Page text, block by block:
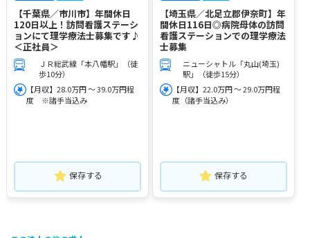
【千葉県／市川市】年間休日
120日以上！訪問看護ステーシ
ョンにて理学療法士募集です♪
＜正社員＞
ＪＲ総武線「本八幡駅」（徒
歩10分）
【月収】28.0万円 ～ 39.0万円程
度 ※諸手当込み
保存する
【埼玉県／北足立郡伊奈町】年
間休日116日◎病院母体の訪問
看護ステーションでの理学療法
士募集
ニューシャトル「丸山(埼玉)
駅」（徒歩15分）
【月収】22.0万円 ～ 29.0万円程
度（諸手当込み）
保存する